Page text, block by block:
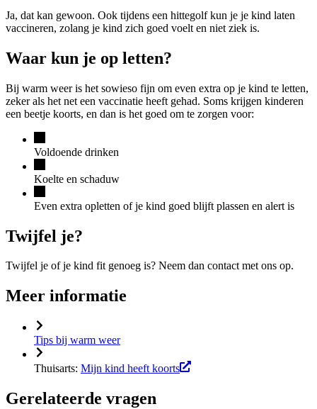
Ja, dat kan gewoon. Ook tijdens een hittegolf kun je je kind laten
vaccineren, zolang je kind zich goed voelt en niet ziek is.
Waar kun je op letten?
Bij warm weer is het sowieso fijn om even extra op je kind te letten,
zeker als het net een vaccinatie heeft gehad. Soms krijgen kinderen
een beetje koorts, en dan is het goed om te zorgen voor:
Voldoende drinken
Koelte en schaduw
Even extra opletten of je kind goed blijft plassen en alert is
Twijfel je?
Twijfel je of je kind fit genoeg is? Neem dan contact met ons op.
Meer informatie
Tips bij warm weer
Thuisarts: Mijn kind heeft koorts
Gerelateerde vragen